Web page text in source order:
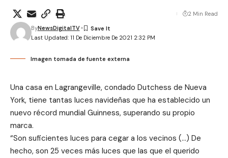
Last Updated: 11 De Diciembre De 2021 2:32 PM
ByNewsDigitalTV
2 Min Read
Imagen tomada de fuente externa
Una casa en Lagrangeville, condado Dutchess de Nueva
York, tiene tantas luces navideñas que ha establecido un
nuevo récord mundial Guinness, superando su propio
marca.
“Son suficientes luces para cegar a los vecinos (…) De
hecho, son 25 veces más luces que las que el querido